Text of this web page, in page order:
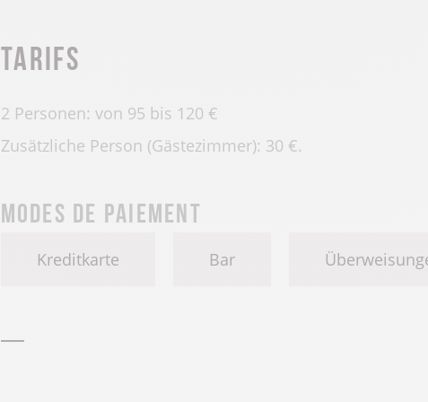
Tarifs
2 Personen: von 95 bis 120 €
Zusätzliche Person (Gästezimmer): 30 €.
Modes de paiement
Kreditkarte Bar